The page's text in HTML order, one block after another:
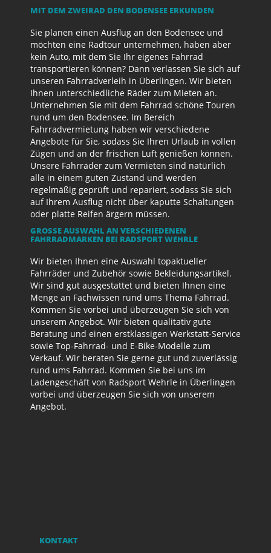
MIT DEM ZWEIRAD DEN BODENSEE ERKUNDEN
Sie planen einen Ausflug an den Bodensee und
möchten eine Radtour unternehmen, haben aber
kein Auto, mit dem Sie Ihr eigenes Fahrrad
transportieren können? Dann verlassen Sie sich auf
unseren Fahrradverleih in Überlingen. Wir bieten
Ihnen unterschiedliche Räder zum Mieten an.
Unternehmen Sie mit dem Fahrrad schöne Touren
rund um den Bodensee. Im Bereich
Fahrradvermietung haben wir verschiedene
Angebote für Sie, sodass Sie Ihren Urlaub in vollen
Zügen und an der frischen Luft genießen können.
Unsere Fahrräder zum Vermieten sind natürlich
alle in einem guten Zustand und werden
regelmäßig geprüft und repariert, sodass Sie sich
auf Ihrem Ausflug nicht über kaputte Schaltungen
oder platte Reifen ärgern müssen.
GROSSE AUSWAHL AN VERSCHIEDENEN F
AHRRADMARKEN BEI RADSPORT WEHRLE
Wir bieten Ihnen eine Auswahl topaktueller
Fahrräder und Zubehör sowie Bekleidungsartikel.
Wir sind gut ausgestattet und bieten Ihnen eine
Menge an Fachwissen rund ums Thema Fahrrad.
Kommen Sie vorbei und überzeugen Sie sich von
unserem Angebot. Wir bieten qualitativ gute
Beratung und einen erstklassigen Werkstatt-Service
sowie Top-Fahrrad- und E-Bike-Modelle zum
Verkauf. Wir beraten Sie gerne gut und zuverlässig
rund ums Fahrrad. Kommen Sie bei uns im
Ladengeschäft von Radsport Wehrle in Überlingen
vorbei und überzeugen Sie sich von unserem
Angebot.
KONTAKT